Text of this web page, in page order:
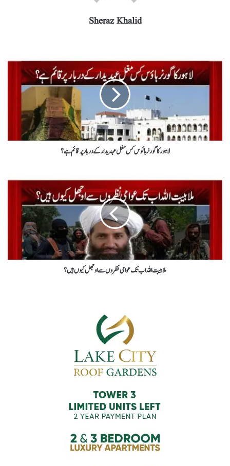
Sheraz Khalid
لاہور کا گورنر ہائوس کس مغل عہدیدار کے دربار پر قائم ہے؟
ملا ہیبت اللہ اب تک عوامی نظروں سے اوجھل کیوں ہیں؟